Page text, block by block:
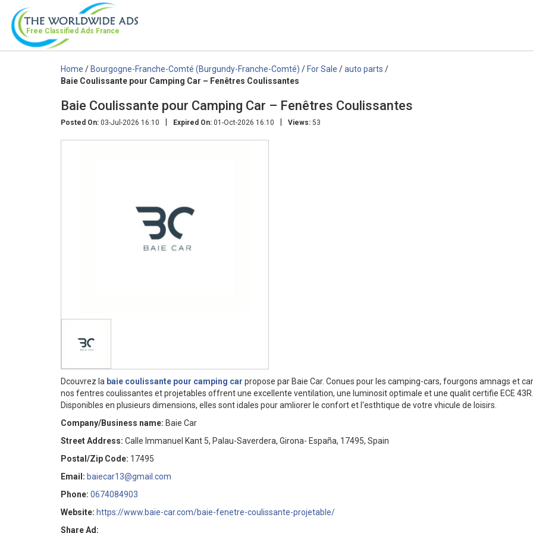
Free Classified Ads France
Home /Bourgogne-Franche-Comté (Burgundy-Franche-Comté) /For Sale /auto parts /
Baie Coulissante pour Camping Car – Fenêtres Coulissantes
Baie Coulissante pour Camping Car – Fenêtres Coulissantes
Posted On: 03-Jul-2026 16:10 | Expired On: 01-Oct-2026 16:10 | Views: 53
Dcouvrez la baie coulissante pour camping car propose par Baie Car. Conues pour les camping-cars, fourgons amnags et
nos fentres coulissantes et projetables offrent une excellente ventilation, une luminosit optimale et une qualit certifie ECE 43R.
Disponibles en plusieurs dimensions, elles sont idales pour amliorer le confort et l'esthtique de votre vhicule de loisirs.
Company/Business name: Baie Car
Street Address: Calle Immanuel Kant 5, Palau-Saverdera, Girona- España, 17495, Spain
Postal/Zip Code: 17495
Email: baiecar13@gmail.com
Phone: 0674084903
Website: https://www.baie-car.com/baie-fenetre-coulissante-projetable/
Share Ad: